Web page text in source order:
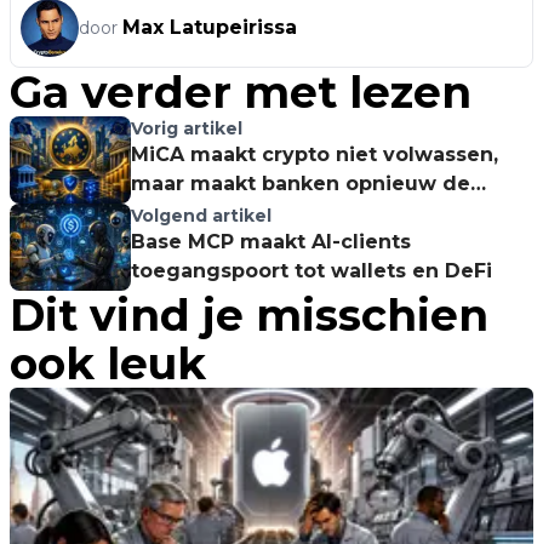
door Max Latupeirissa
Ga verder met lezen
Vorig artikel
MiCA maakt crypto niet volwassen,
maar maakt banken opnieuw de
winnaars
Volgend artikel
Base MCP maakt AI-clients
toegangspoort tot wallets en DeFi
Dit vind je misschien
ook leuk